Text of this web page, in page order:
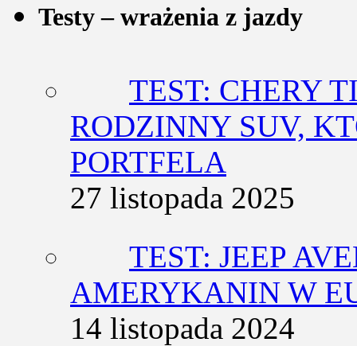
Testy – wrażenia z jazdy
TEST: CHERY
RODZINNY SUV,
PORTFELA
27 listopada 2025
TEST: JEEP
AMERYKANIN W
14 listopada 2024